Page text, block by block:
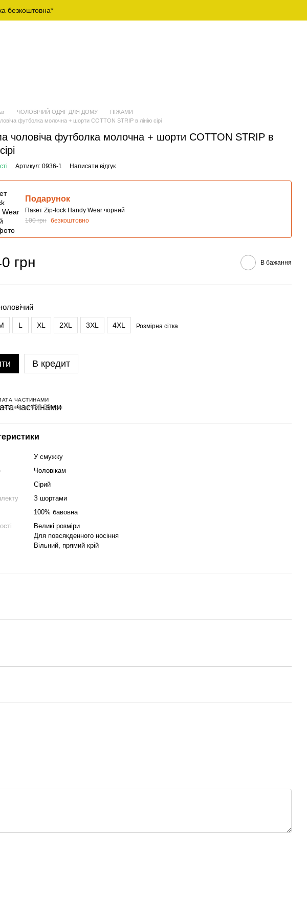
безкоштовна*
ЧОЛОВІЧИЙ ОДЯГ ДЛЯ ДОМУ
ПІЖАМИ
футболка молочна + шорти COTTON STRIP в лінію сірі
чоловіча футболка молочна + шорти COTTON STRIP в
Артикул: 0936-1 Написати відгук
Подарунок
Пакет Zip-lock Handy Wear чорний
100 грн безкоштовно
грн В бажання
L XL 2XL 3XL 4XL Розмірна сітка
В кредит
ЧАСТИНАМИ
по 480.00 грн
У смужку
Чоловікам
Сірий
З шортами
100% бавовна
Великі розміри
Для повсякденного носіння
Вільний, прямий крій